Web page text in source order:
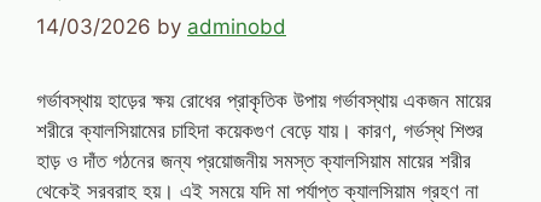
14/03/2026 by adminobd
গর্ভাবস্থায় হাড়ের ক্ষয় রোধের প্রাকৃতিক উপায় গর্ভাবস্থায় একজন মায়ের
শরীরে ক্যালসিয়ামের চাহিদা কয়েকগুণ বেড়ে যায়। কারণ, গর্ভস্থ শিশুর
হাড় ও দাঁত গঠনের জন্য প্রয়োজনীয় সমস্ত ক্যালসিয়াম মায়ের শরীর
থেকেই সরবরাহ হয়। এই সময়ে যদি মা পর্যাপ্ত ক্যালসিয়াম গ্রহণ না